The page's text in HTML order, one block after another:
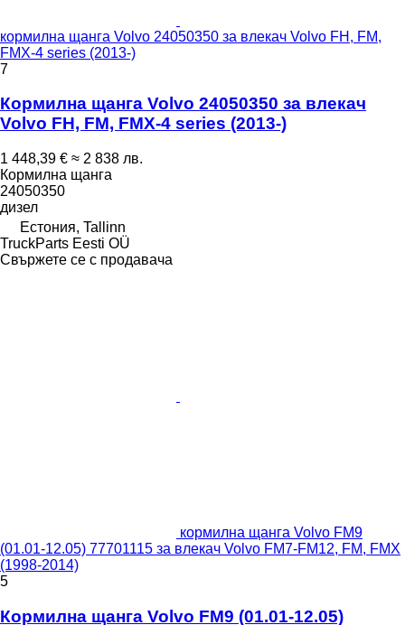
кормилна щанга Volvo 24050350 за влекач Volvo FH, FM,
FMX-4 series (2013-)
7
Кормилна щанга Volvo 24050350 за влекач
Volvo FH, FM, FMX-4 series (2013-)
1 448,39 € ≈ 2 838 лв.
Кормилна щанга
24050350
дизел
Естония, Tallinn
TruckParts Eesti OÜ
Свържете се с продавача
кормилна щанга Volvo FM9
(01.01-12.05) 77701115 за влекач Volvo FM7-FM12, FM, FMX
(1998-2014)
5
Кормилна щанга Volvo FM9 (01.01-12.05)